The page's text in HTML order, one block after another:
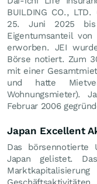
BUILDING CO.,
25. Juni 2025
Eigentumsanteil
erworben. JEI
Börse notiert. Zum
mit einer
und hatte
Wohnungsmieter).
Februar 2006
Japan Excellent
Das börsennotierte
Japan gelistet.